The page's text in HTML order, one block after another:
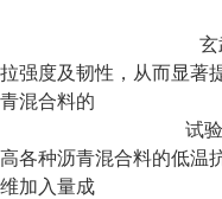
玄
拉强度及韧性，从而显著
青混合料的
试验结果表明，
高各种沥青混合料的低温
维加入量成